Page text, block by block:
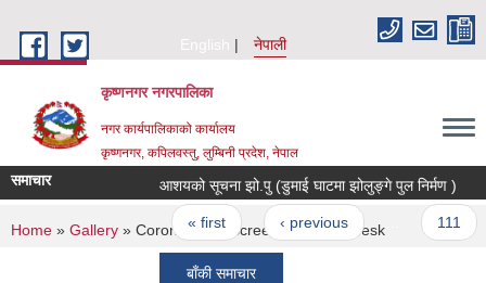
English
नेपाली
कृष्णनगर नगरपालिका
नगर कार्यपालिकाको कार्यालय
कृष्णनगर, कपिलवस्तु, लुम्बिनी प्रदेश, नेपाल
समाचार आशयको सूचना झो.पु (डुमाई घाटमा झोलुङ्गे पुल निर्मण )
Pages
« first ‹ previous
बाँकी समाचार
You are here
Home » Gallery » Corona Virus Screening Health desk